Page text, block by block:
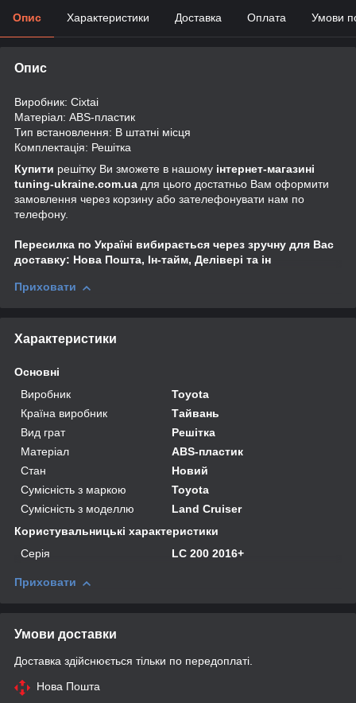
Опис Характеристики Доставка Оплата Умови
Опис
Виробник: Cixtai
Матеріал: ABS-пластик
Тип встановлення: В штатні місця
Комплектація: Решітка
Купити решітку Ви зможете в нашому інтернет-магазині
tuning-ukraine.com.ua для цього достатньо Вам оформити
замовлення через корзину або зателефонувати нам по
телефону.
Пересилка по Україні вибирається через зручну для Вас
доставку: Нова Пошта, Ін-тайм, Делівері та ін
Приховати
Характеристики
Основні
Виробник
Toyota
Країна виробник
Тайвань
Вид грат
Решітка
Матеріал
ABS-пластик
Стан
Новий
Сумісність з маркою
Toyota
Сумісність з моделлю
Land Cruiser
Користувальницькі характеристики
Серія
LC 200 2016+
Приховати
Умови доставки
Доставка здійснюється тільки по передоплаті.
Нова Пошта